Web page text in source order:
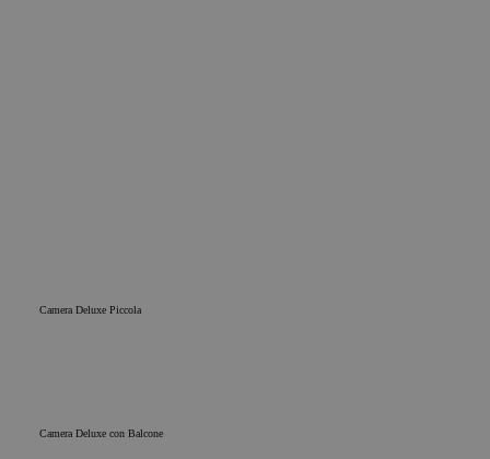
Camera Deluxe Piccola
Camera Deluxe con Balcone